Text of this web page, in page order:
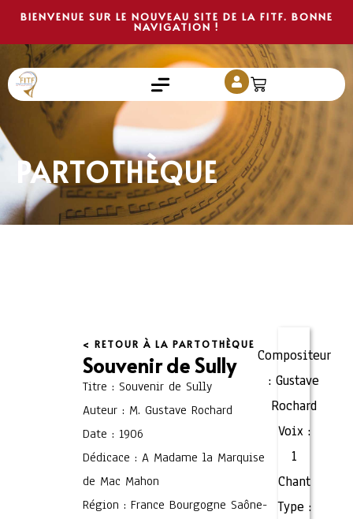
BIENVENUE SUR LE NOUVEAU SITE DE LA FITF. BONNE
NAVIGATION !
PARTOTHÈQUE
< RETOUR À LA PARTOTHÈQUE
Souvenir de Sully
Titre : Souvenir de Sully
Auteur : M. Gustave Rochard
Date : 1906
Dédicace : A Madame la Marquise
de Mac Mahon
Région : France Bourgogne Saône-
Compositeur
: Gustave
Rochard
Voix :
1
Chant
Type :